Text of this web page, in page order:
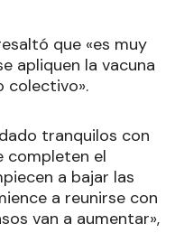
que «es muy
apliquen la vacuna
colectivo».
tranquilos con
completen el
a bajar las
a reunirse con
van a aumentar»,